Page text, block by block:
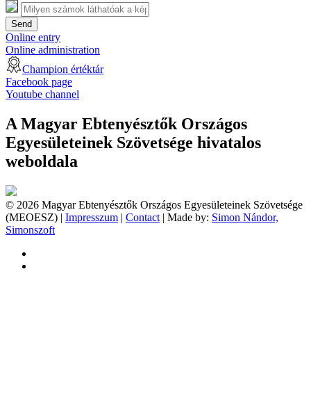
Send
Online entry
Online administration
Champion értéktár
Facebook page
Youtube channel
A Magyar Ebtenyésztők Országos
Egyesületeinek Szövetsége hivatalos
weboldala
© 2026 Magyar Ebtenyésztők Országos Egyesületeinek Szövetsége
(MEOESZ) | Impresszum | Contact | Made by: Simon Nándor,
Simonszoft